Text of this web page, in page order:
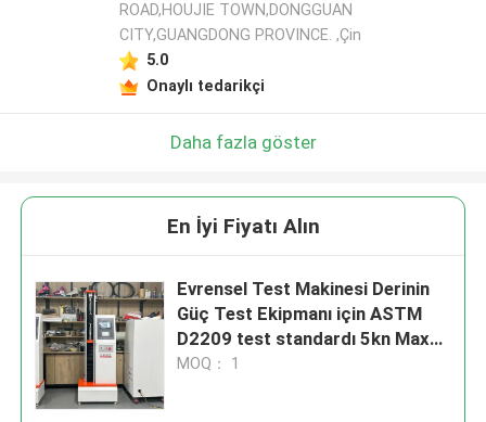
ROAD,HOUJIE TOWN,DONGGUAN
CITY,GUANGDONG PROVINCE. ,Çin
5.0
Onaylı tedarikçi
Daha fazla göster
En İyi Fiyatı Alın
Evrensel Test Makinesi Derinin
Güç Test Ekipmanı için ASTM
D2209 test standardı 5kn Max
Yük
MOQ： 1